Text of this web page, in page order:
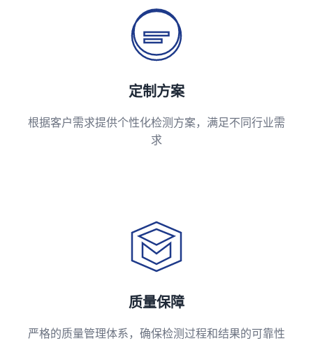
定制方案
根据客户需求提供个性化检测方案，满足不同行业需
求
质量保障
严格的质量管理体系，确保检测过程和结果的可靠性